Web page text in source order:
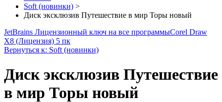
Soft (новинки) >
Диск эксклюзив Путешествие в мир Торы новый
JetBrains Лицензионный ключ на все программыCorel Draw
X8 (Лицензия) 5 пк
Вернуться к: Soft (новинки)
Диск эксклюзив Путешествие
в мир Торы новый